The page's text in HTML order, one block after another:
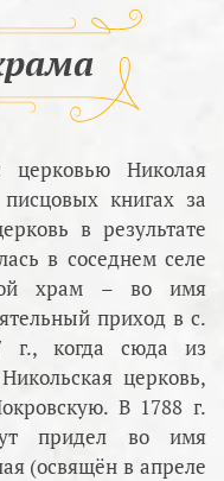
церковью Николая
книгах за
в результате
в соседнем селе
храм – во имя
приход в с.
г., когда сюда из
церковь,
В 1788 г.
придел во имя
(освящён в апреле